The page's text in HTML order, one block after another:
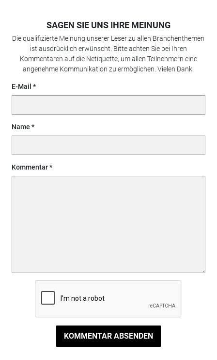
SAGEN SIE UNS IHRE MEINUNG
Die qualifizierte Meinung unserer Leser zu allen Branchenthemen
ist ausdrücklich erwünscht. Bitte achten Sie bei Ihren
Kommentaren auf die Netiquette, um allen Teilnehmern eine
angenehme Kommunikation zu ermöglichen. Vielen Dank!
E-Mail
Name
Kommentar
KOMMENTAR ABSENDEN